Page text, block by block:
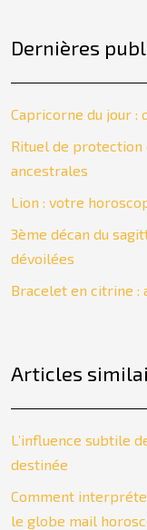
Dernières
Capricorne du jour :
Rituel de
ancestrales
Lion : votre
3ème décan du
dévoilées
Bracelet en citrine :
Articles
L’influence subtile
destinée
Comment
le globe mail